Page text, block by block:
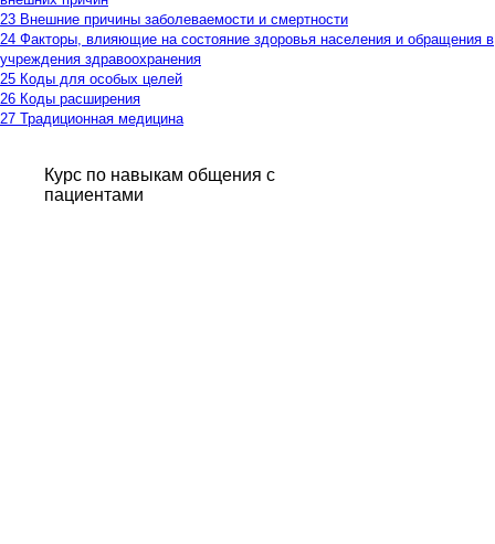
23 Внешние причины заболеваемости и смертности
24 Факторы, влияющие на состояние здоровья населения и обращения в
учреждения здравоохранения
25 Коды для особых целей
26 Коды расширения
27 Традиционная медицина
Курс по навыкам общения с
пациентами